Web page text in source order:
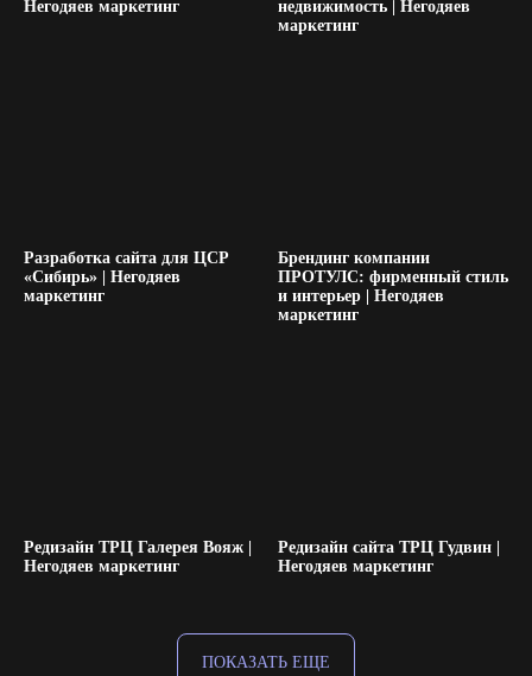
Негодяев маркетинг
недвижимость | Негодяев
маркетинг
Разработка сайта для ЦСР
«Сибирь» | Негодяев
маркетинг
Брендинг компании
ПРОТУЛС: фирменный стиль
и интерьер | Негодяев
маркетинг
Редизайн ТРЦ Галерея Вояж |
Негодяев маркетинг
Редизайн сайта ТРЦ Гудвин |
Негодяев маркетинг
ПОКАЗАТЬ ЕЩЕ